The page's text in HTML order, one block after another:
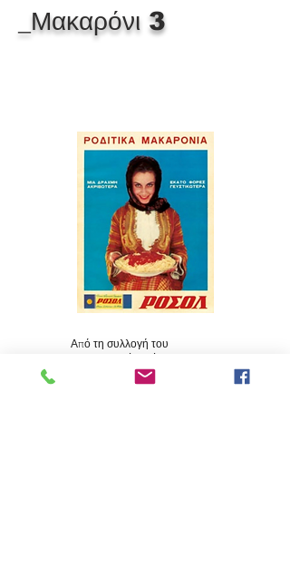
_Μακαρόνι 3
Από τη συλλογή του
Μορφωτικού Ιδρύματος
Εθνικής Τραπέζης.